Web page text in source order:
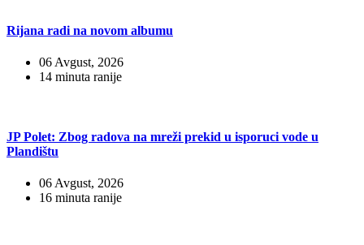
Rijana radi na novom albumu
06 Avgust, 2026
14 minuta ranije
JP Polet: Zbog radova na mreži prekid u isporuci vode u
Plandištu
06 Avgust, 2026
16 minuta ranije